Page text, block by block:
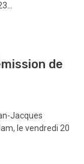
de
Jacques
le vendredi 20